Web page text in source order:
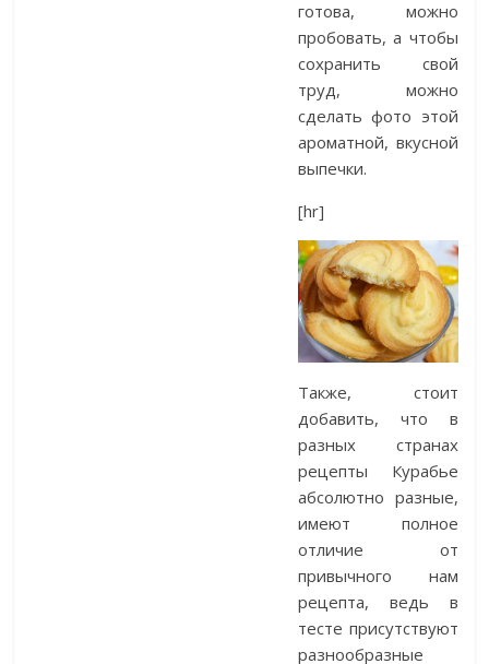
готова, можно
пробовать, а чтобы
сохранить свой
труд, можно
сделать фото этой
ароматной, вкусной
выпечки.
[hr]
Также, стоит
добавить, что в
разных странах
рецепты Курабье
абсолютно разные,
имеют полное
отличие от
привычного нам
рецепта, ведь в
тесте присутствуют
разнообразные